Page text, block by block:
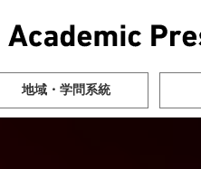
地域・学問系統